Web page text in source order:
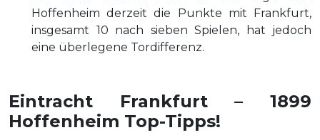
Hoffenheim derzeit die Punkte mit Frankfurt,
insgesamt 10 nach sieben Spielen, hat jedoch
eine überlegene Tordifferenz.
Eintracht Frankfurt – 1899
Hoffenheim Top-Tipps!